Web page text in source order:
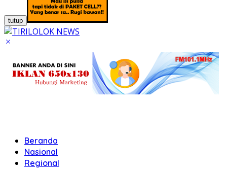
tutup
Beranda
Nasional
Regional